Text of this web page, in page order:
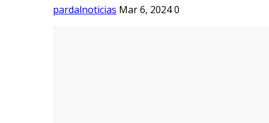
pardalnoticias Mar 6, 20240